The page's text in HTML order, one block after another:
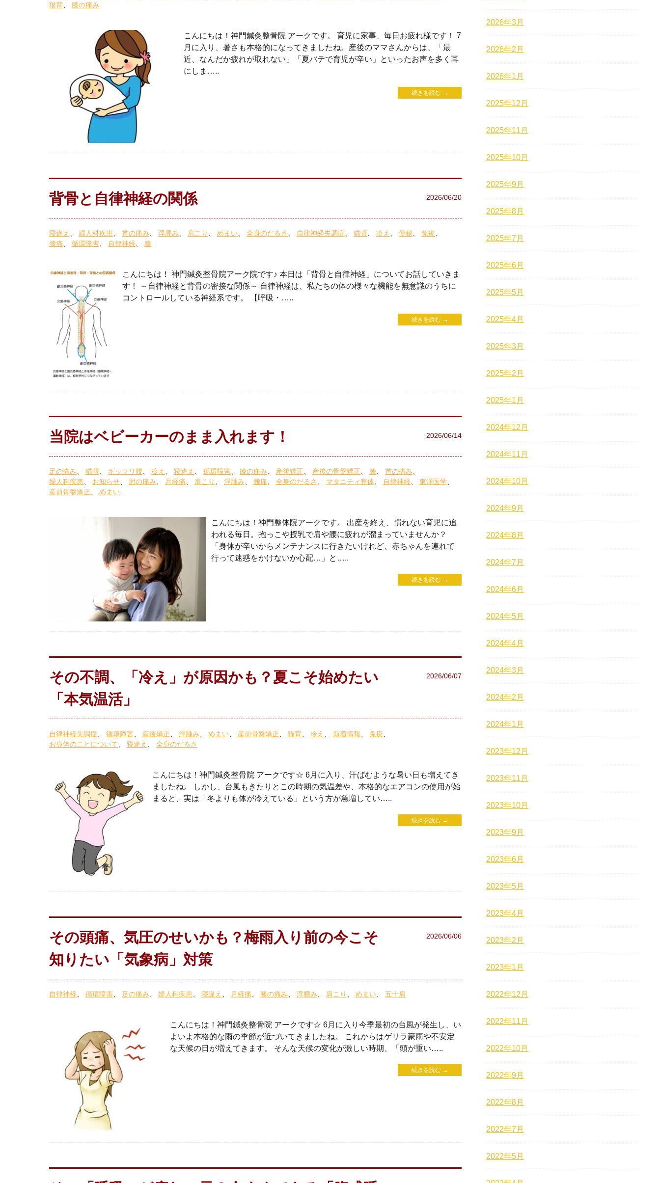
猫背
膝の痛み
こんにちは！神門鍼灸整骨院 アークです。 育児に家事、毎日お疲れ様です！ 7
月に入り、暑さも本格的になってきましたね。産後のママさんからは、「最
近、なんだか疲れが取れない」「夏バテで育児が辛い」といったお声を多く耳
にしま…..
続きを読む →
背骨と自律神経の関係 2026/06/20
寝違え 婦人科疾患 首の痛み 浮腫み 肩こり めまい 全身のだるさ 自律神経失調症 猫背 冷え 便秘
免疫
腰痛
循環障害 自律神経 膝
こんにちは！ 神門鍼灸整骨院アーク院です♪ 本日は「背骨と自律神経」についてお話していきま
す！ ～自律神経と背骨の密接な関係～ 自律神経は、私たちの体の様々な機能を無意識のうちに
コントロールしている神経系です。 【呼吸・…..
続きを読む →
当院はベビーカーのまま入れます！ 2026/06/14
足の痛み 猫背 ギックリ腰 冷え 寝違え 循環障害 膝の痛み 産後矯正 産後の骨盤矯正 膝
首の痛み
婦人科疾患
お知らせ 肘の痛み 月経痛 肩こり 浮腫み 腰痛 全身のだるさ マタニティ整体 自律神経
東洋医学
産前骨盤矯正
めまい
こんにちは！神門整体院アークです。 出産を終え、慣れない育児に追
われる毎日。抱っこや授乳で肩や腰に疲れが溜まっていませんか？
「身体が辛いからメンテナンスに行きたいけれど、赤ちゃんを連れて
行って迷惑をかけないか心配…」と…..
続きを読む →
その不調、「冷え」が原因かも？夏こそ始めたい
「本気温活」
2026/06/07
自律神経失調症 循環障害 産後矯正 浮腫み めまい 産前骨盤矯正 猫背 冷え 新着情報
免疫
お身体のことについて
寝違え 全身のだるさ
こんにちは！神門鍼灸整骨院 アークです☆ 6月に入り、汗ばむような暑い日も増えてき
ましたね。 しかし、台風もきたりとこの時期の気温差や、本格的なエアコンの使用が始
まると、実は「冬よりも体が冷えている」という方が急増してい…..
続きを読む →
その頭痛、気圧のせいかも？梅雨入り前の今こそ
知りたい「気象病」対策
2026/06/06
自律神経 循環障害 足の痛み 婦人科疾患 寝違え 月経痛 膝の痛み 浮腫み 肩こり めまい 五十肩
こんにちは！神門鍼灸整骨院 アークです☆ 6月に入り今季最初の台風が発生し、い
よいよ本格的な雨の季節が近づいてきましたね。 これからはゲリラ豪雨や不安定
な天候の日が増えてきます。 そんな天候の変化が激しい時期、「頭が重い…..
続きを読む →
2026年3月
2026年2月
2026年1月
2025年12月
2025年11月
2025年10月
2025年9月
2025年8月
2025年7月
2025年6月
2025年5月
2025年4月
2025年3月
2025年2月
2025年1月
2024年12月
2024年11月
2024年10月
2024年9月
2024年8月
2024年7月
2024年6月
2024年5月
2024年4月
2024年3月
2024年2月
2024年1月
2023年12月
2023年11月
2023年10月
2023年9月
2023年6月
2023年5月
2023年4月
2023年2月
2023年1月
2022年12月
2022年11月
2022年10月
2022年9月
2022年8月
2022年7月
2022年5月